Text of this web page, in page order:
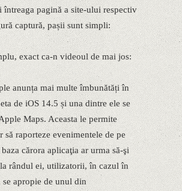
întreaga pagină a site-ului respectiv
captură, pașii sunt simpli:
exact ca-n videoul de mai jos:
anunța mai multe îmbunătăți în
de iOS 14.5 și una dintre ele se
Maps. Aceasta le permite
raporteze evenimentele de pe
cărora aplicaţia ar urma să-şi
rândul ei, utilizatorii, în cazul în
se apropie de unul din